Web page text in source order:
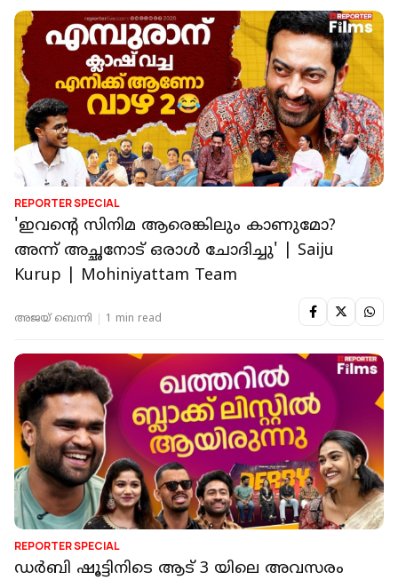
REPORTER SPECIAL
'ഇവന്റെ സിനിമ ആരെങ്കിലും കാണുമോ?
അന്ന് അച്ഛനോട് ഒരാൾ ചോദിച്ചു' | Saiju
Kurup | Mohiniyattam Team
അജയ് ബെന്നി 1 min read
REPORTER SPECIAL
ഡർബി ഷൂട്ടിനിടെ ആട് 3 യിലെ അവസരം